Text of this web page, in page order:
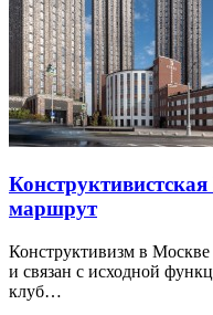
маршрут
Конструктивизм в
и связан с исходной
клуб…